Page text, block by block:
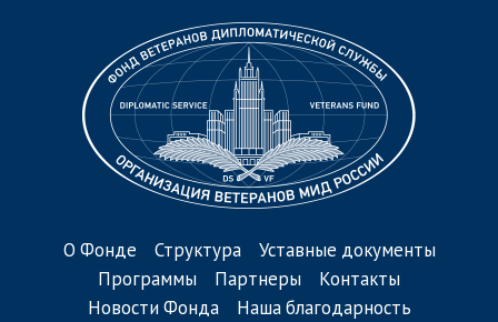
О Фонде Структура
Уставные документы
Программы
Партнеры
Контакты
Новости Фонда
Наша благодарность